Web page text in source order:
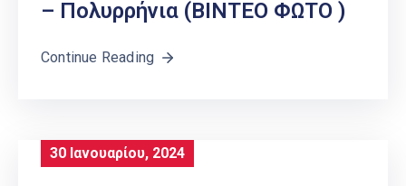
– Πολυρρήνια (ΒΙΝΤΕΟ ΦΩΤΟ )
Continue Reading
30 Ιανουαρίου, 2024